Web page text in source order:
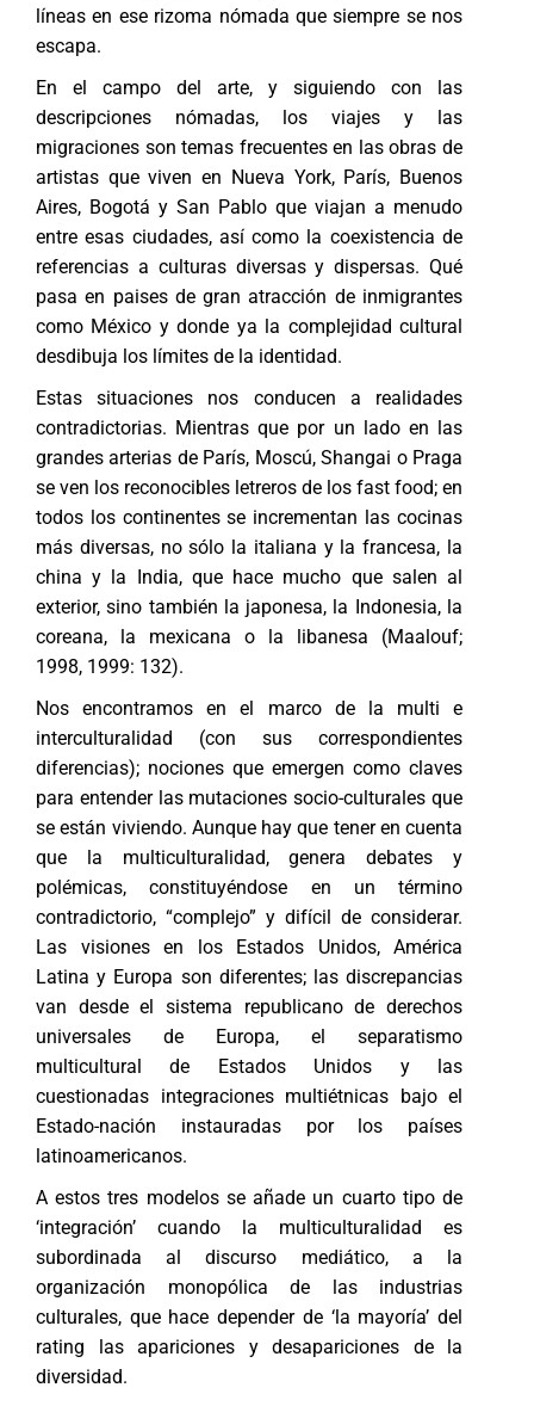
líneas en ese rizoma nómada que siempre se nos
escapa.
En el campo del arte, y siguiendo con las
descripciones nómadas, los viajes y las
migraciones son temas frecuentes en las obras de
artistas que viven en Nueva York, París, Buenos
Aires, Bogotá y San Pablo que viajan a menudo
entre esas ciudades, así como la coexistencia de
referencias a culturas diversas y dispersas. Qué
pasa en paises de gran atracción de inmigrantes
como México y donde ya la complejidad cultural
desdibuja los límites de la identidad.
Estas situaciones nos conducen a realidades
contradictorias. Mientras que por un lado en las
grandes arterias de París, Moscú, Shangai o Praga
se ven los reconocibles letreros de los fast food; en
todos los continentes se incrementan las cocinas
más diversas, no sólo la italiana y la francesa, la
china y la India, que hace mucho que salen al
exterior, sino también la japonesa, la Indonesia, la
coreana, la mexicana o la libanesa (Maalouf;
1998, 1999: 132).
Nos encontramos en el marco de la multi e
interculturalidad (con sus correspondientes
diferencias); nociones que emergen como claves
para entender las mutaciones socio-culturales que
se están viviendo. Aunque hay que tener en cuenta
que la multiculturalidad, genera debates y
polémicas, constituyéndose en un término
contradictorio, “complejo” y difícil de considerar.
Las visiones en los Estados Unidos, América
Latina y Europa son diferentes; las discrepancias
van desde el sistema republicano de derechos
universales de Europa, el separatismo
multicultural de Estados Unidos y las
cuestionadas integraciones multiétnicas bajo el
Estado-nación instauradas por los países
latinoamericanos.
A estos tres modelos se añade un cuarto tipo de
‘integración’ cuando la multiculturalidad es
subordinada al discurso mediático, a la
organización monopólica de las industrias
culturales, que hace depender de ‘la mayoría’ del
rating las apariciones y desapariciones de la
diversidad.